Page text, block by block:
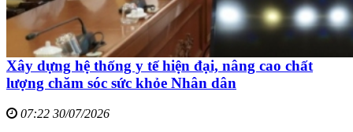
Xây dựng hệ thống y tế hiện đại, nâng cao chất
lượng chăm sóc sức khỏe Nhân dân
07:22 30/07/2026